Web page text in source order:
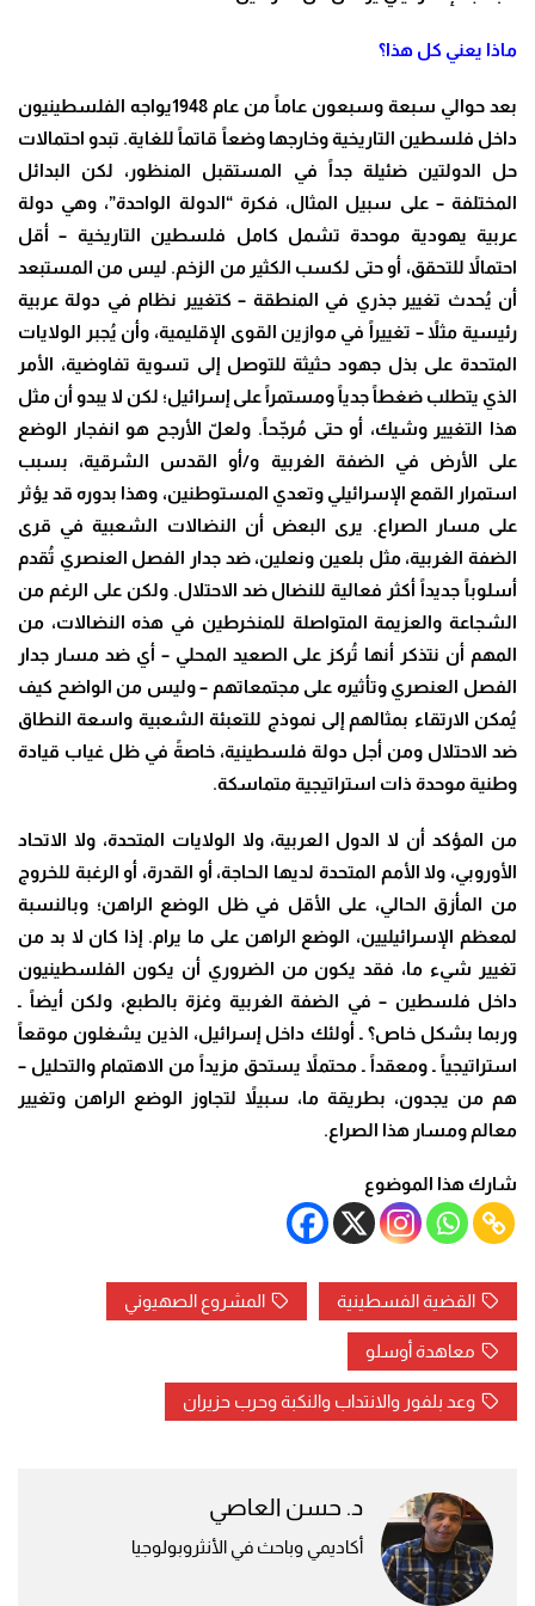
ماذا يعني كل هذا؟
بعد حوالي سبعة وسبعون عاماً من عام 1948يواجه الفلسطينيون
داخل فلسطين التاريخية وخارجها وضعاً قاتماً للغاية. تبدو احتمالات
حل الدولتين ضئيلة جداً في المستقبل المنظور، لكن البدائل
المختلفة – على سبيل المثال، فكرة “الدولة الواحدة”، وهي دولة
عربية يهودية موحدة تشمل كامل فلسطين التاريخية – أقل
احتمالاً للتحقق، أو حتى لكسب الكثير من الزخم. ليس من المستبعد
أن يُحدث تغيير جذري في المنطقة – كتغيير نظام في دولة عربية
رئيسية مثلاً – تغييراً في موازين القوى الإقليمية، وأن يُجبر الولايات
المتحدة على بذل جهود حثيثة للتوصل إلى تسوية تفاوضية، الأمر
الذي يتطلب ضغطاً جدياً ومستمراً على إسرائيل؛ لكن لا يبدو أن مثل
هذا التغيير وشيك، أو حتى مُرجّحاً. ولعلّ الأرجح هو انفجار الوضع
على الأرض في الضفة الغربية و/أو القدس الشرقية، بسبب
استمرار القمع الإسرائيلي وتعدي المستوطنين، وهذا بدوره قد يؤثر
على مسار الصراع. يرى البعض أن النضالات الشعبية في قرى
الضفة الغربية، مثل بلعين ونعلين، ضد جدار الفصل العنصري تُقدم
أسلوباً جديداً أكثر فعالية للنضال ضد الاحتلال. ولكن على الرغم من
الشجاعة والعزيمة المتواصلة للمنخرطين في هذه النضالات، من
المهم أن نتذكر أنها تُركز على الصعيد المحلي – أي ضد مسار جدار
الفصل العنصري وتأثيره على مجتمعاتهم – وليس من الواضح كيف
يُمكن الارتقاء بمثالهم إلى نموذج للتعبئة الشعبية واسعة النطاق
ضد الاحتلال ومن أجل دولة فلسطينية، خاصةً في ظل غياب قيادة
وطنية موحدة ذات استراتيجية متماسكة.
من المؤكد أن لا الدول العربية، ولا الولايات المتحدة، ولا الاتحاد
الأوروبي، ولا الأمم المتحدة لديها الحاجة، أو القدرة، أو الرغبة للخروج
من المأزق الحالي، على الأقل في ظل الوضع الراهن؛ وبالنسبة
لمعظم الإسرائيليين، الوضع الراهن على ما يرام. إذا كان لا بد من
تغيير شيء ما، فقد يكون من الضروري أن يكون الفلسطينيون
داخل فلسطين – في الضفة الغربية وغزة بالطبع، ولكن أيضاً ـ
وربما بشكل خاص؟ ـ أولئك داخل إسرائيل، الذين يشغلون موقعاً
استراتيجياً ـ ومعقداً ـ محتملاً يستحق مزيداً من الاهتمام والتحليل –
هم من يجدون، بطريقة ما، سبيلاً لتجاوز الوضع الراهن وتغيير
معالم ومسار هذا الصراع.
شارك هذا الموضوع
القضية الفسطينية المشروع الصهيوني
معاهدة أوسلو
وعد بلفور والانتداب والنكبة وحرب حزيران
د. حسن العاصي
أكاديمي وباحث في الأنثروبولوجيا